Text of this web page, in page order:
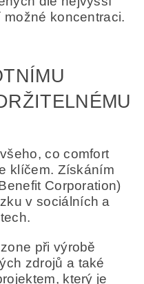
koncentraci.
co comfort
klíčem. Získáním
Corporation)
v sociálních a
při výrobě
zdrojů a také
který je